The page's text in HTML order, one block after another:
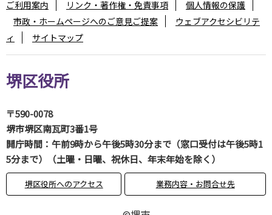
堺区役所
〒590-0078
堺市堺区南瓦町3番1号
開庁時間：午前9時から午後5時30分まで（窓口受付は午後5時1
5分まで）（土曜・日曜、祝休日、年末年始を除く）
堺区役所へのアクセス 業務内容・お問合せ先
ご利用案内 リンク・著作権・免責事項
個人情報の保護
市政・ホームページへのご意見ご提案
ウェブアクセシビリテ
ィ
サイトマップ